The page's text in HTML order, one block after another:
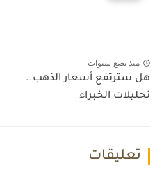
منذ بضع سنوات
هل سترتفع أسعار الذهب..
تحليلات الخبراء
تعليقات